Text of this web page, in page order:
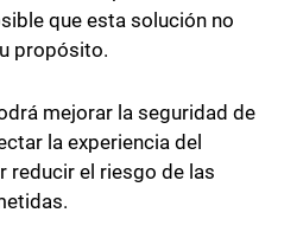
que esta solución no
propósito.
mejorar la seguridad de
la experiencia del
reducir el riesgo de las